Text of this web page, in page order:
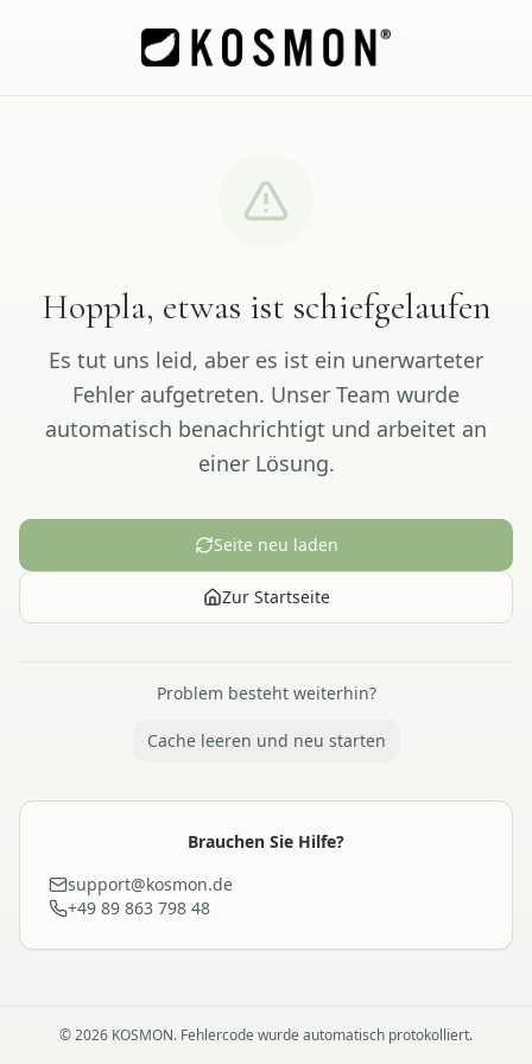
Hoppla, etwas ist schiefgelaufen
Es tut uns leid, aber es ist ein unerwarteter
Fehler aufgetreten. Unser Team wurde
automatisch benachrichtigt und arbeitet an
einer Lösung.
Seite neu laden
Zur Startseite
Problem besteht weiterhin?
Cache leeren und neu starten
Brauchen Sie Hilfe?
support@kosmon.de
+49 89 863 798 48
©2026 KOSMON. Fehlercode wurde automatisch protokolliert.